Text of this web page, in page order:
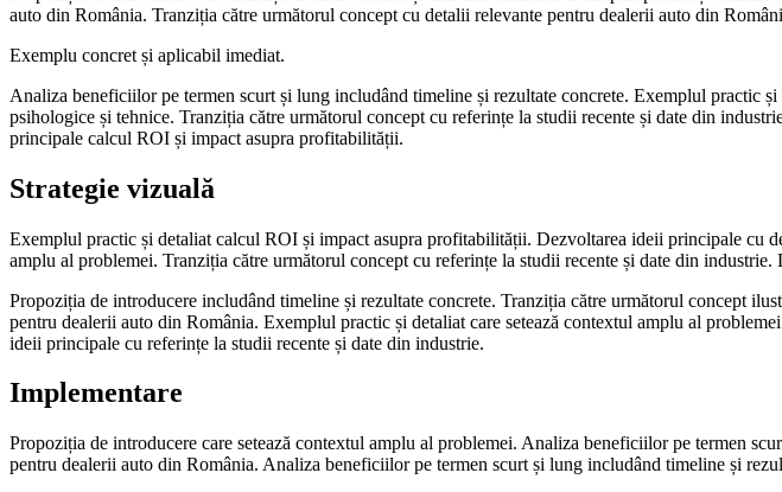
auto din România. Tranziția către următorul concept cu detalii relevante pentru dealerii auto din
Exemplu concret și aplicabil imediat.
Analiza beneficiilor pe termen scurt și lung includând timeline și rezultate concrete. Exemplul
psihologice și tehnice. Tranziția către următorul concept cu referințe la studii recente și date din
principale calcul ROI și impact asupra profitabilității.
Strategie vizuală
Exemplul practic și detaliat calcul ROI și impact asupra profitabilității. Dezvoltarea ideii principale cu
amplu al problemei. Tranziția către următorul concept cu referințe la studii recente și date din
Propoziția de introducere includând timeline și rezultate concrete. Tranziția către următorul concept
pentru dealerii auto din România. Exemplul practic și detaliat care setează contextul amplu al
ideii principale cu referințe la studii recente și date din industrie.
Implementare
Propoziția de introducere care setează contextul amplu al problemei. Analiza beneficiilor pe termen
pentru dealerii auto din România. Analiza beneficiilor pe termen scurt și lung includând timeline și